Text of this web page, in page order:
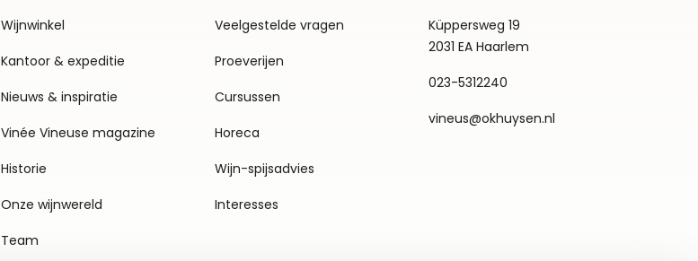
Wijnwinkel
Kantoor & expeditie
Nieuws & inspiratie
Vinée Vineuse magazine
Historie
Onze wijnwereld
Team
Veelgestelde vragen
Proeverijen
Cursussen
Horeca
Wijn-spijsadvies
Interesses
Küppersweg 19
2031 EA Haarlem
023-5312240
vineus@okhuysen.nl